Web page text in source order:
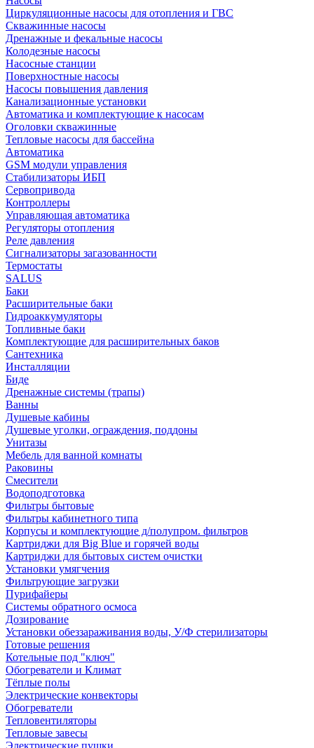
Циркуляционные насосы для отопления и ГВС
Скважинные насосы
Дренажные и фекальные насосы
Колодезные насосы
Насосные станции
Поверхностные насосы
Насосы повышения давления
Канализационные установки
Автоматика и комплектующие к насосам
Оголовки скважинные
Тепловые насосы для бассейна
Автоматика
GSM модули управления
Стабилизаторы ИБП
Сервопривода
Контроллеры
Управляющая автоматика
Регуляторы отопления
Реле давления
Сигнализаторы загазованности
Термостаты
SALUS
Баки
Расширительные баки
Гидроаккумуляторы
Топливные баки
Комплектующие для расширительных баков
Сантехника
Инсталляции
Биде
Дренажные системы (трапы)
Ванны
Душевые кабины
Душевые уголки, ограждения, поддоны
Унитазы
Мебель для ванной комнаты
Раковины
Смесители
Водоподготовка
Фильтры бытовые
Фильтры кабинетного типа
Корпусы и комплектующие д/полупром. фильтров
Картриджи для Big Blue и горячей воды
Картриджи для бытовых систем очистки
Установки умягчения
Фильтрующие загрузки
Пурифайеры
Системы обратного осмоса
Дозирование
Установки обеззараживания воды, У/Ф стерилизаторы
Готовые решения
Котельные под "ключ"
Обогреватели и Климат
Тёплые полы
Электрические конвекторы
Обогреватели
Тепловентиляторы
Тепловые завесы
Электрические пушки